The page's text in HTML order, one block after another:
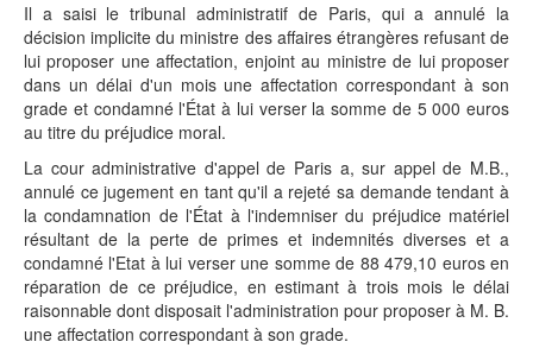
Il a saisi le tribunal administratif de Paris, qui a annulé la
décision implicite du ministre des affaires étrangères refusant de
lui proposer une affectation, enjoint au ministre de lui proposer
dans un délai d'un mois une affectation correspondant à son
grade et condamné l'État à lui verser la somme de 5 000 euros
au titre du préjudice moral.
La cour administrative d'appel de Paris a, sur appel de M.B.,
annulé ce jugement en tant qu'il a rejeté sa demande tendant à
la condamnation de l'État à l'indemniser du préjudice matériel
résultant de la perte de primes et indemnités diverses et a
condamné l'Etat à lui verser une somme de 88 479,10 euros en
réparation de ce préjudice, en estimant à trois mois le délai
raisonnable dont disposait l'administration pour proposer à M. B.
une affectation correspondant à son grade.